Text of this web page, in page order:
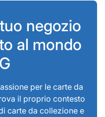
negozio
al mondo
per le carte da
il proprio contesto
carte da collezione e